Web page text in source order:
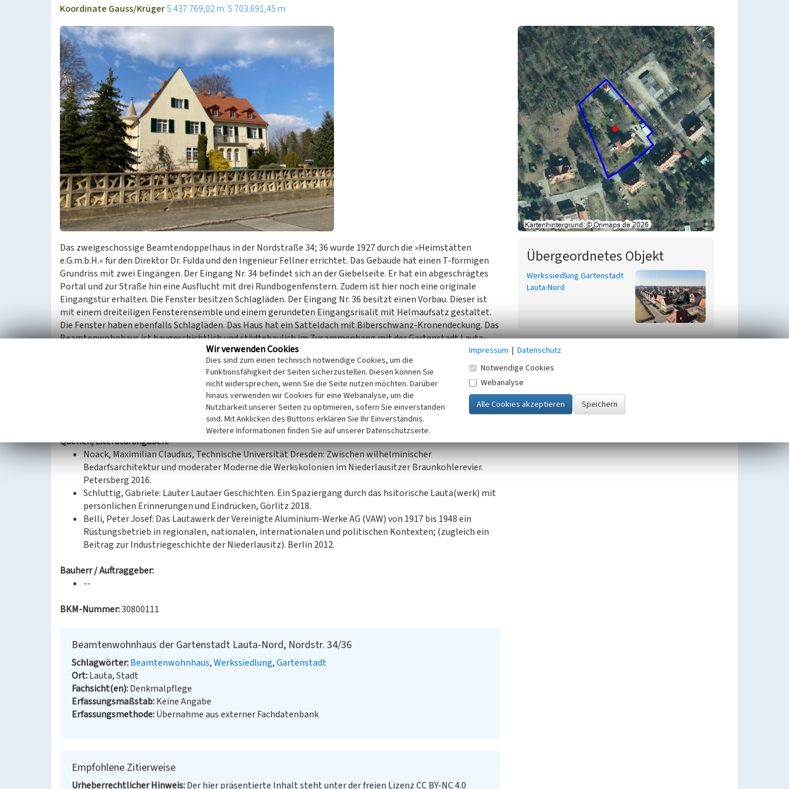
Koordinate Gauss/Krüger5.437.769,02 m: 5.703.691,45 m
Das zweigeschossige Beamtendoppelhaus in der Nordstraße 34; 36 wurde 1927 durch die »Heimstätten
e.G.m.b.H.« für den Direktor Dr. Fulda und den Ingenieur Fellner errichtet. Das Gebäude hat einen T-förmigen
Grundriss mit zwei Eingängen. Der Eingang Nr. 34 befindet sich an der Giebelseite. Er hat ein abgeschrägtes
Portal und zur Straße hin eine Ausflucht mit drei Rundbogenfenstern. Zudem ist hier noch eine originale
Eingangstür erhalten. Die Fenster besitzen Schlagläden. Der Eingang Nr. 36 besitzt einen Vorbau. Dieser ist
mit einem dreiteiligen Fensterensemble und einem gerundeten Eingangsrisalit mit Helmaufsatz gestaltet.
Die Fenster haben ebenfalls Schlagläden. Das Haus hat ein Satteldach mit Biberschwanz-Kronendeckung. Das
Beamtenwohnhaus ist baugeschichtlich und städtebaulich im Zusammenhang mit der Gartenstadt Lauta-
(Kathrin Kruner, Landesamt für Denkmalpflege Sachsen, 2022)
Quellen/Literaturangaben:
Noack, Maximilian Claudius, Technische Universität Dresden: Zwischen wilhelminischer
Bedarfsarchitektur und moderater Moderne die Werkskolonien im Niederlausitzer Braunkohlerevier.
Petersberg 2016.
Schluttig, Gabriele: Lauter Lautaer Geschichten. Ein Spaziergang durch das hsitorische Lauta(werk) mit
persönlichen Erinnerungen und Eindrücken, Görlitz 2018.
Belli, Peter Josef: Das Lautawerk der Vereinigte Aluminium-Werke AG (VAW) von 1917 bis 1948 ein
Rüstungsbetrieb in regionalen, nationalen, internationalen und politischen Kontexten; (zugleich ein
Beitrag zur Industriegeschichte der Niederlausitz). Berlin 2012.
Bauherr / Auftraggeber:
--
BKM-Nummer:30800111
Beamtenwohnhaus der Gartenstadt Lauta-Nord, Nordstr. 34/36
Schlagwörter Beamtenwohnhaus Werkssiedlung Gartenstadt
Ort Lauta, Stadt
Fachsicht(en) Denkmalpflege
Erfassungsmaßstab Keine Angabe
Erfassungsmethode Übernahme aus externer Fachdatenbank
Empfohlene Zitierweise
Urheberrechtlicher Hinweis Der hier präsentierte Inhalt steht unter der freien Lizenz CC BY-NC 4.0
Übergeordnetes Objekt
Werkssiedlung Gartenstadt
Lauta-Nord
Wir verwenden Cookies
Dies sind zum einen technisch notwendige Cookies, um die
Funktionsfähigkeit der Seiten sicherzustellen. Diesen können Sie
nicht widersprechen, wenn Sie die Seite nutzen möchten. Darüber
hinaus verwenden wir Cookies für eine Webanalyse, um die
Nutzbarkeit unserer Seiten zu optimieren, sofern Sie einverstanden
sind. Mit Anklicken des Buttons erklären Sie Ihr Einverständnis.
Weitere Informationen finden Sie auf unserer Datenschutzseite.
Impressum | Datenschutz
Notwendige Cookies
Webanalyse